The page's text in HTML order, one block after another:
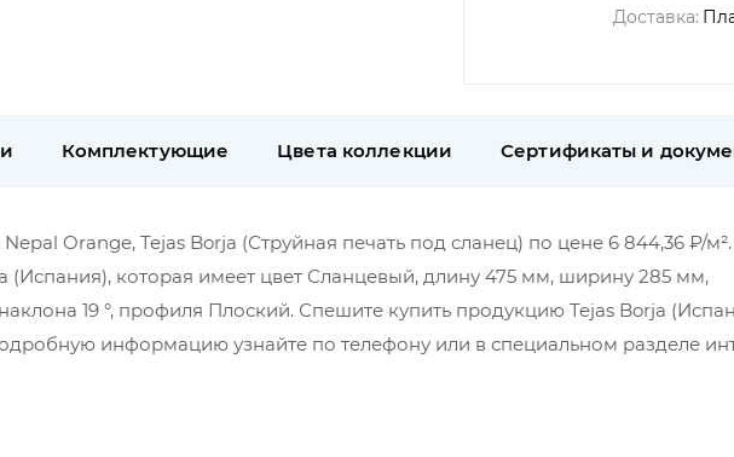
Доставка:
Комплектующие Цвета коллекции Сертификаты и
Orange, Tejas Borja (Струйная печать под сланец) по цене 6 844,36 ₽/
(Испания), которая имеет цвет Сланцевый, длину 475 мм, ширину 285 мм,
19 °, профиля Плоский. Спешите купить продукцию Tejas Borja
информацию узнайте по телефону или в специальном разделе